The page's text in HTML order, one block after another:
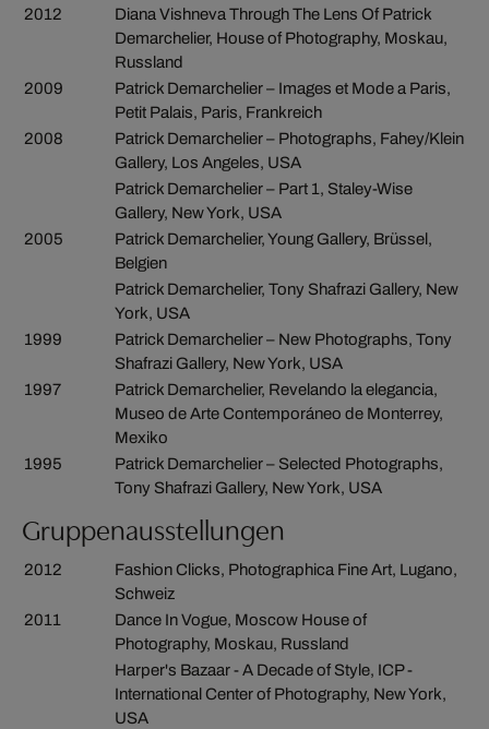
2012
Diana Vishneva Through The Lens Of Patrick
Demarchelier, House of Photography, Moskau,
Russland
2009
Patrick Demarchelier – Images et Mode a Paris,
Petit Palais, Paris, Frankreich
2008
Patrick Demarchelier – Photographs, Fahey/Klein
Gallery, Los Angeles, USA
Patrick Demarchelier – Part 1, Staley-Wise
Gallery, New York, USA
2005
Patrick Demarchelier, Young Gallery, Brüssel,
Belgien
Patrick Demarchelier, Tony Shafrazi Gallery, New
York, USA
1999
Patrick Demarchelier – New Photographs, Tony
Shafrazi Gallery, New York, USA
1997
Patrick Demarchelier, Revelando la elegancia,
Museo de Arte Contemporáneo de Monterrey,
Mexiko
1995
Patrick Demarchelier – Selected Photographs,
Tony Shafrazi Gallery, New York, USA
Gruppenausstellungen
2012
Fashion Clicks, Photographica Fine Art, Lugano,
Schweiz
2011
Dance In Vogue, Moscow House of
Photography, Moskau, Russland
Harper's Bazaar - A Decade of Style, ICP -
International Center of Photography, New York,
USA